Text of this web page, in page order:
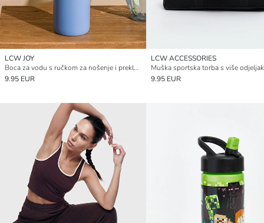
LCW JOY
Boca za vodu s ručkom za nošenje i preklopnim poklopcem
9.95 EUR
LCW ACCESSORIES
Muška sportska torba s više
9.95 EUR